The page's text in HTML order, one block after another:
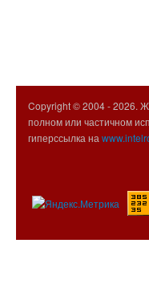
Copyright © 2004 -2026.
полном или частичном
гиперссылка на